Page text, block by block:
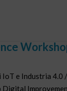
IoT e Industria 4.0 /
Digital